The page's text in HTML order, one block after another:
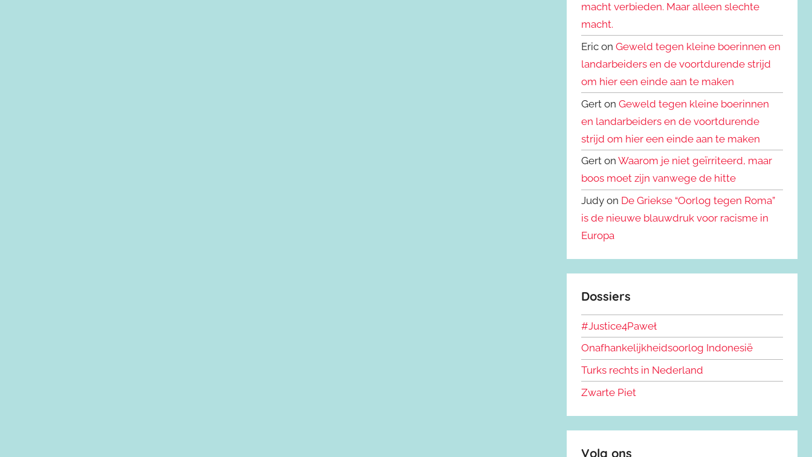
macht verbieden. Maar alleen slechte
macht.
Eric onGeweld tegen kleine boerinnen en
landarbeiders en de voortdurende strijd
om hier een einde aan te maken
Gert onGeweld tegen kleine boerinnen
en landarbeiders en de voortdurende
strijd om hier een einde aan te maken
Gert onWaarom je niet geïrriteerd, maar
boos moet zijn vanwege de hitte
Judy on De Griekse “Oorlog tegen Roma”
is de nieuwe blauwdruk voor racisme in
Europa
Dossiers
#Justice4Paweł
Onafhankelijkheidsoorlog Indonesië
Turks rechts in Nederland
Zwarte Piet
Volg ons